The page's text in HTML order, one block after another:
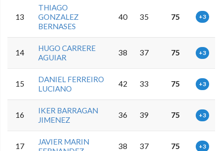
13
THIAGO
GONZALEZ
BERNASES
40 35 75 +3
14
HUGO CARRERE
AGUIAR
38 37 75 +3
15
DANIEL FERREIRO
LUCIANO
42 33 75 +3
16
IKER BARRAGAN
JIMENEZ
36 39 75 +3
17
JAVIER MARIN
38 37 75 +3